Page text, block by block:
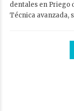
dentales en Priego
Técnica avanzada,